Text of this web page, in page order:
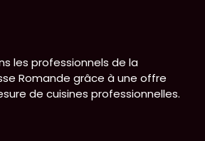
les professionnels de la
Romande grâce à une offre
de cuisines professionnelles.